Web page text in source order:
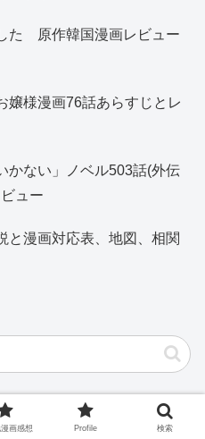
た 原作韓国漫画レビュー
嬢様漫画76話あらすじとレ
かない」ノベル503話(外伝
ュー
漫画対応表、地図、相関
画感想 Profile 検索